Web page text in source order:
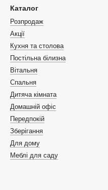
Каталог
Розпродаж
Акції
Кухня та столова
Постільна білизна
Вітальня
Спальня
Дитяча кімната
Домашній офіс
Передпокій
Зберігання
Для дому
Меблі для саду